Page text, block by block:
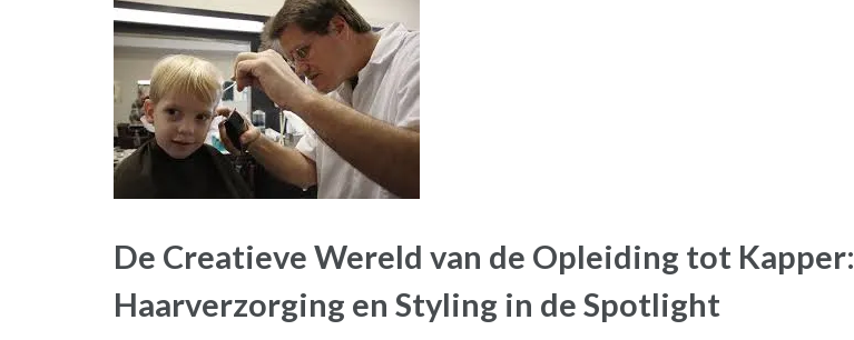
De Creatieve Wereld van de Opleiding tot Kapper:
Haarverzorging en Styling in de Spotlight